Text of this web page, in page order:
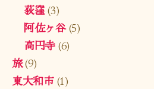
荻窪(3)
阿佐ヶ谷(5)
高円寺(6)
旅(9)
東大和市(1)